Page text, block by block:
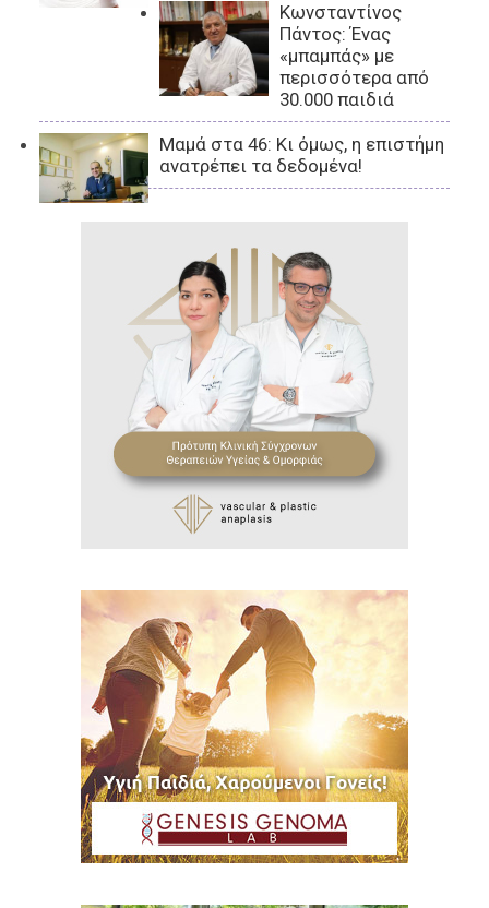
Κωνσταντίνος
Πάντος: Ένας
«μπαμπάς» με
περισσότερα από
30.000 παιδιά
Μαμά στα 46: Κι όμως, η επιστήμη
ανατρέπει τα δεδομένα!